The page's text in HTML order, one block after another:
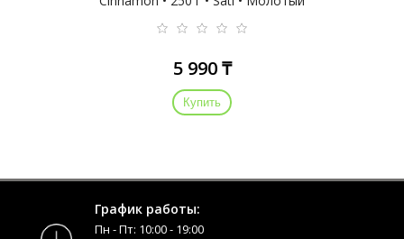
5 990 ₸
Купить
График работы:
Пн - Пт: 10:00 - 19:00